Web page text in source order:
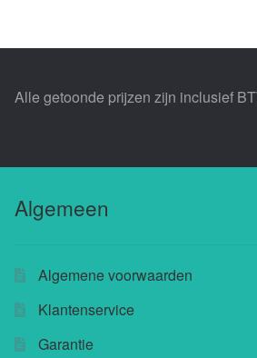
Mandela Tea
Blogs |
Chefs
Buchu shops
Alle getoonde prijzen zijn inclusief
Algemeen
Algemene voorwaarden
Klantenservice
Garantie